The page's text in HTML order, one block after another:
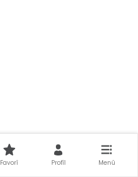
Favorî Profîl Menû